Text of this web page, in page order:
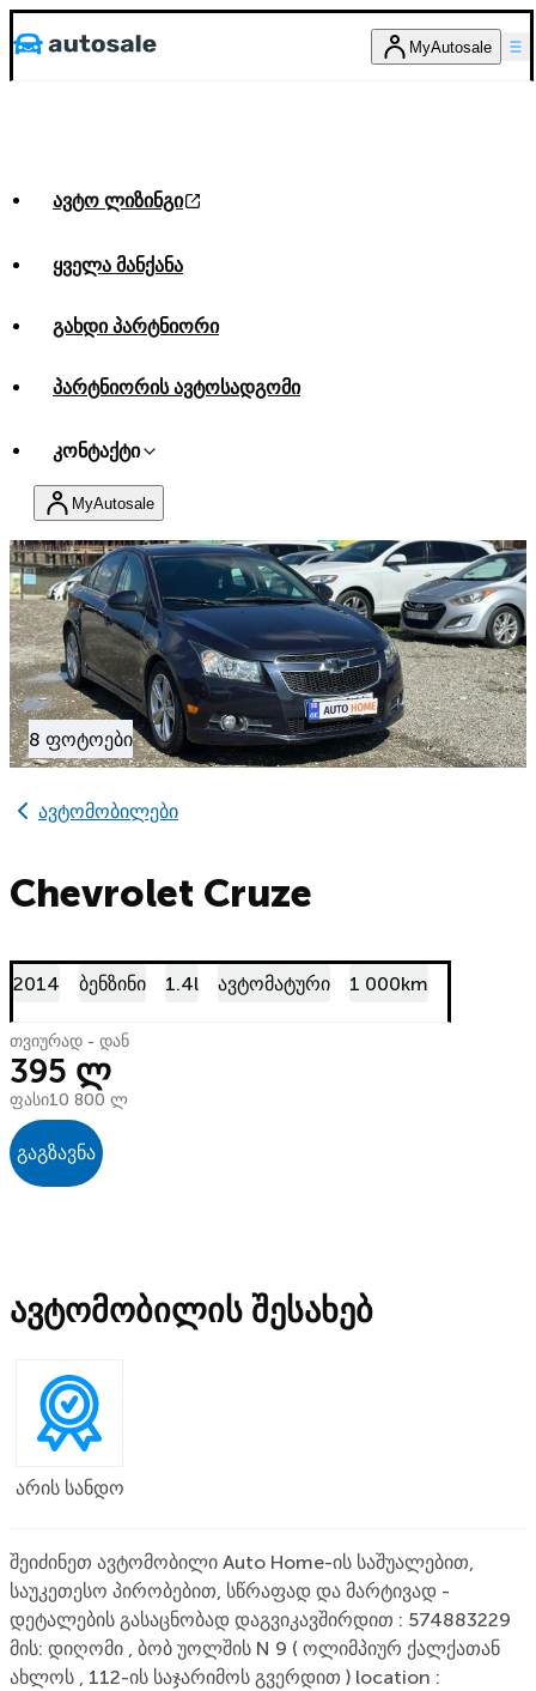
MyAutosale
ავტო ლიზინგი
ყველა მანქანა
გახდი პარტნიორი
პარტნიორის ავტოსადგომი
კონტაქტი
MyAutosale
8 ფოტოები
ავტომობილები
Chevrolet Cruze
2014 ბენზინი 1.4l ავტომატური 1 000km
თვიურად - დან
395 ლ
ფასი10 800 ლ
გაგზავნა
ავტომობილის შესახებ
არის სანდო
შეიძინეთ ავტომობილი Auto Home-ის საშუალებით,
საუკეთესო პირობებით, სწრაფად და მარტივად -
დეტალების გასაცნობად დაგვიკავშირდით : 574883229
მის: დიღომი , ბობ უოლშის N 9 ( ოლიმპიურ ქალქათან
ახლოს , 112-ის საჯარიმოს გვერდით ) location :